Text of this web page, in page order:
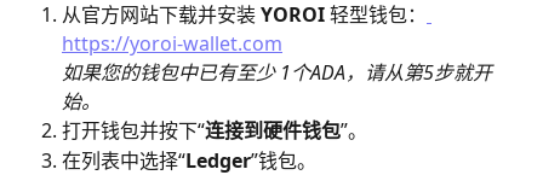
从官方网站下载并安装 YOROI 轻型钱包：
https://yoroi-wallet.com
如果您的钱包中已有至少 1个ADA，请从第5步就开
始。
打开钱包并按下“连接到硬件钱包”。
在列表中选择“Ledger”钱包。